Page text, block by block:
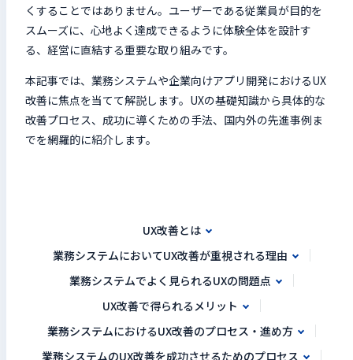
くすることではありません。ユーザーである従業員が目的を
スムーズに、心地よく達成できるように体験全体を設計す
る、経営に直結する重要な取り組みです。
本記事では、業務システムや企業向けアプリ開発におけるUX
改善に焦点を当てて解説します。UXの基礎知識から具体的な
改善プロセス、成功に導くための手法、国内外の先進事例ま
でを網羅的に紹介します。
UX改善とは
業務システムにおいてUX改善が重視される理由
業務システムでよく見られるUXの問題点
UX改善で得られるメリット
業務システムにおけるUX改善のプロセス・進め方
業務システムのUX改善を成功させるためのプロセス